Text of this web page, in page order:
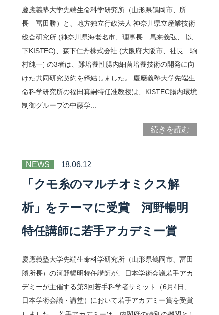
慶應義塾大学先端生命科学研究所（山形県鶴岡市、所
長 冨田勝）と、地方独立行政法人 神奈川県立産業技術
総合研究所 (神奈川県海老名市、理事長 馬来義弘、 以
下KISTEC)、森下仁丹株式会社 (大阪府大阪市、社長 駒
村純一) の3者は、難培養性腸内細菌培養技術の開発に向
けた共同研究契約を締結しました。 慶應義塾大学先端生
命科学研究所の福田真嗣特任准教授は、KISTEC腸内環境
制御グループの中藤学...
続きを読む
NEWS 18.06.12
「クモ糸のマルチオミクス解
析」をテーマに受賞 河野暢明
特任講師に若手アカデミー賞
慶應義塾大学先端生命科学研究所（山形県鶴岡市、冨田
勝所長）の河野暢明特任講師が、日本学術会議若手アカ
デミーが主催する第3回若手科学者サミット（6月4日、
日本学術会議・講堂）において若手アカデミー賞を受賞